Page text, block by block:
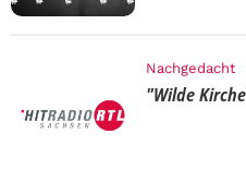
Nachgedacht
"Wilde